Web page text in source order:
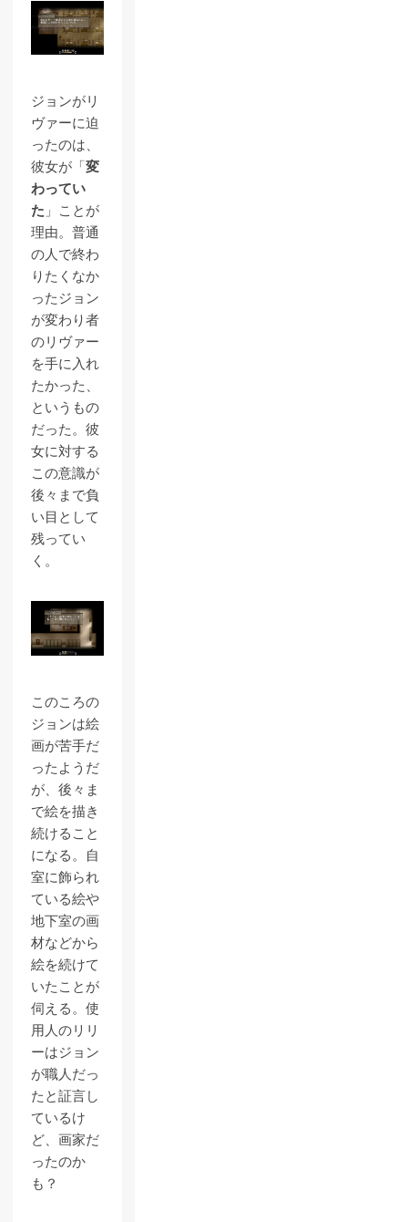
ジョンがリ
ヴァーに迫
ったのは、
彼女が「 変
わってい
た 」ことが
理由。普通
の人で終わ
りたくなか
ったジョン
が変わり者
のリヴァー
を手に入れ
たかった、
というもの
だった。彼
女に対する
この意識が
後々まで負
い目として
残ってい
く。
このころの
ジョンは絵
画が苦手だ
ったようだ
が、後々ま
で絵を描き
続けること
になる。自
室に飾られ
ている絵や
地下室の画
材などから
絵を続けて
いたことが
伺える。使
用人のリリ
ーはジョン
が職人だっ
たと証言し
ているけ
ど、画家だ
ったのか
も？